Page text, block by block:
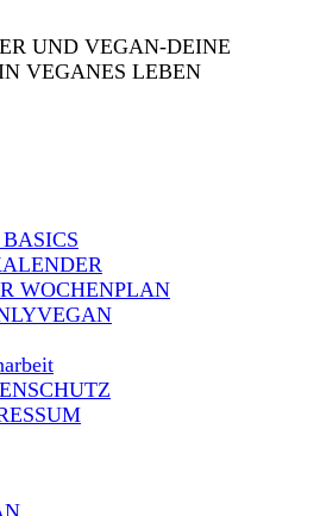
UND VEGAN-DEINE
VEGANES LEBEN
WOCHENPLAN